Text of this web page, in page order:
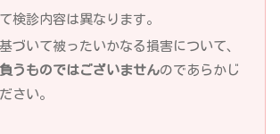
検診内容は異なります。
づいて被ったいかなる損害について、
うものではございませんのであらかじ
さい。